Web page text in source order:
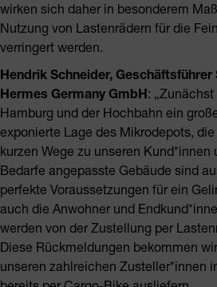
wirken sich daher in besonderem
Nutzung von Lastenrädern für die
verringert werden.
Hendrik Schneider, Geschäftsführer
Hermes Germany GmbH:
Hamburg und der Hochbahn ein
exponierte Lage des Mikrodepots,
kurzen Wege zu unseren Kund*innen
Bedarfe angepasste Gebäude sind
perfekte Voraussetzungen für ein
auch die Anwohner und
werden von der Zustellung per
Diese Rückmeldungen bekommen
unseren zahlreichen Zusteller*innen